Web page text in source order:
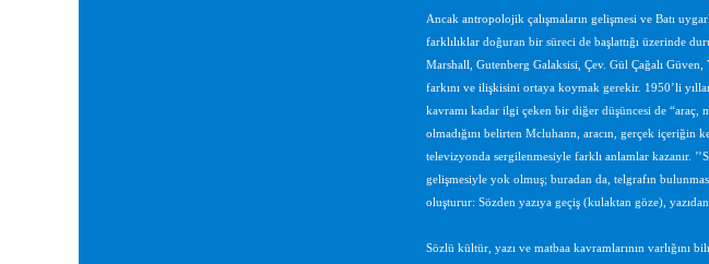
Ancak antropolojik çalışmaların gelişmesi ve Batı
farklılıklar doğuran bir süreci de başlattığı üzerinde
Marshall, Gutenberg Galaksisi, Çev. Gül Çağalı
farkını ve ilişkisini ortaya koymak gerekir. 1950’li
kavramı kadar ilgi çeken bir diğer düşüncesi de “araç,
olmadığını belirten Mcluhann, aracın, gerçek içeriğin
televizyonda sergilenmesiyle farklı anlamlar kazanır.
gelişmesiyle yok olmuş; buradan da, telgrafın
oluşturur: Sözden yazıya geçiş (kulaktan göze),
Sözlü kültür, yazı ve matbaa kavramlarının varlığını